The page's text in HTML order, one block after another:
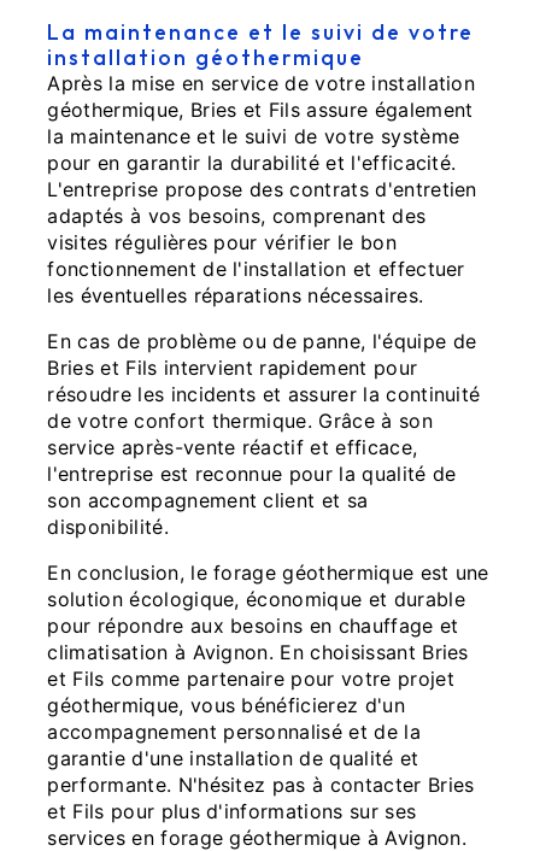
La maintenance et le suivi de votre
installation géothermique
Après la mise en service de votre installation
géothermique, Bries et Fils assure également
la maintenance et le suivi de votre système
pour en garantir la durabilité et l'efficacité.
L'entreprise propose des contrats d'entretien
adaptés à vos besoins, comprenant des
visites régulières pour vérifier le bon
fonctionnement de l'installation et effectuer
les éventuelles réparations nécessaires.
En cas de problème ou de panne, l'équipe de
Bries et Fils intervient rapidement pour
résoudre les incidents et assurer la continuité
de votre confort thermique. Grâce à son
service après-vente réactif et efficace,
l'entreprise est reconnue pour la qualité de
son accompagnement client et sa
disponibilité.
En conclusion, le forage géothermique est une
solution écologique, économique et durable
pour répondre aux besoins en chauffage et
climatisation à Avignon. En choisissant Bries
et Fils comme partenaire pour votre projet
géothermique, vous bénéficierez d'un
accompagnement personnalisé et de la
garantie d'une installation de qualité et
performante. N'hésitez pas à contacter Bries
et Fils pour plus d'informations sur ses
services en forage géothermique à Avignon.